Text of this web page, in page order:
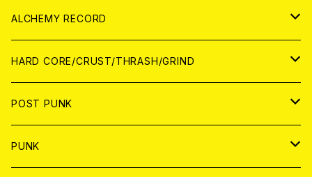
PATCH
アナログ
DIGITAL CONTENTS
ALCHEMY RECORD
CD
ANALOG
HARD CORE/CRUST/THRASH/GRIND
JAPAN
CD
WORLD
POST PUNK
CD
PUNK